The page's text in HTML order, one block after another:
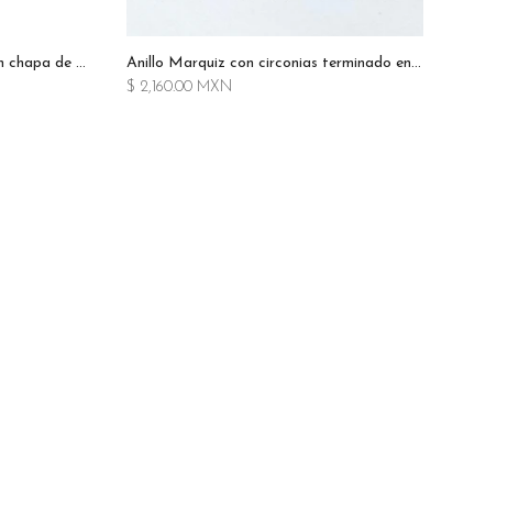
Anillo rejas largo terminado en chapa de oro de 14k
Anillo Marquiz con circonias terminado en chapa de oro de 14K
$ 2,160.00 MXN